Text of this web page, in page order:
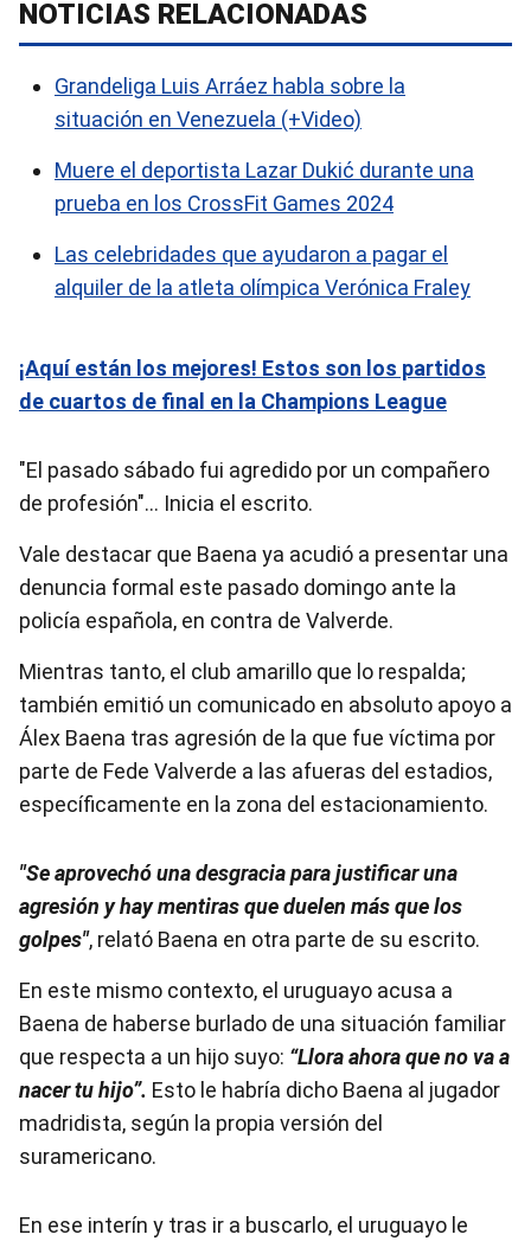
NOTICIAS RELACIONADAS
Grandeliga Luis Arráez habla sobre la
situación en Venezuela (+Video)
Muere el deportista Lazar Dukić durante una
prueba en los CrossFit Games 2024
Las celebridades que ayudaron a pagar el
alquiler de la atleta olímpica Verónica Fraley
¡Aquí están los mejores! Estos son los partidos
de cuartos de final en la Champions League
"El pasado sábado fui agredido por un compañero
de profesión"… Inicia el escrito.
Vale destacar que Baena ya acudió a presentar una
denuncia formal este pasado domingo ante la
policía española, en contra de Valverde.
Mientras tanto, el club amarillo que lo respalda;
también emitió un comunicado en absoluto apoyo a
Álex Baena tras agresión de la que fue víctima por
parte de Fede Valverde a las afueras del estadios,
específicamente en la zona del estacionamiento.
"Se aprovechó una desgracia para justificar una
agresión y hay mentiras que duelen más que los
golpes", relató Baena en otra parte de su escrito.
En este mismo contexto, el uruguayo acusa a
Baena de haberse burlado de una situación familiar
que respecta a un hijo suyo: “Llora ahora que no va a
nacer tu hijo”. Esto le habría dicho Baena al jugador
madridista, según la propia versión del
suramericano.
En ese interín y tras ir a buscarlo, el uruguayo le